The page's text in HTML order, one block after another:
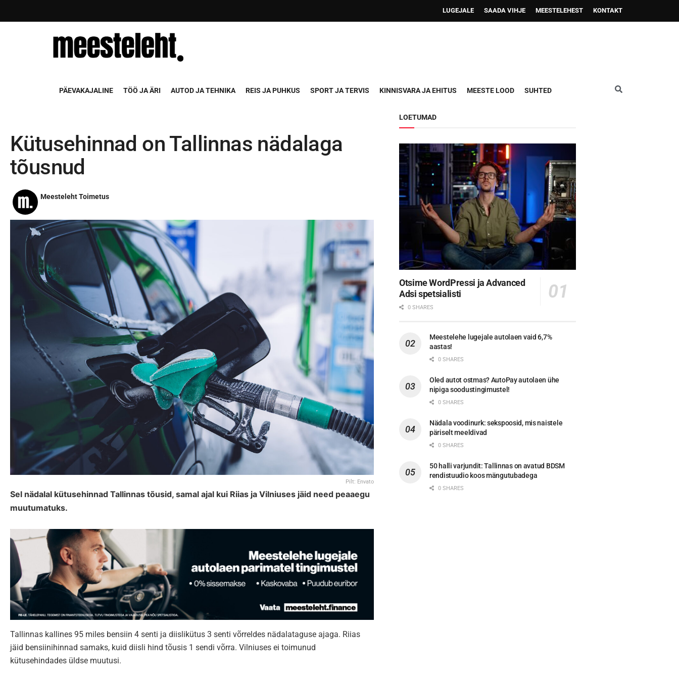
LUGEJALE SAADA VIHJE MEESTELEHEST KONTAKT
PÄEVAKAJALINE TÖÖ JA ÄRI AUTOD JA TEHNIKA REIS JA PUHKUS SPORT JA TERVIS KINNISVARA JA EHITUS MEESTE LOOD SUHTED
Kütusehinnad on Tallinnas nädalaga
tõusnud
Meesteleht Toimetus
Pilt: Envato
Sel nädalal kütusehinnad Tallinnas tõusid, samal ajal kui Riias ja Vilniuses jäid need peaaegu
muutumatuks.
Tallinnas kallines 95 miles bensiin 4 senti ja diislikütus 3 senti võrreldes nädalataguse ajaga. Riias
jäid bensiinihinnad samaks, kuid diisli hind tõusis 1 sendi võrra. Vilniuses ei toimunud
kütusehindades üldse muutusi.
LOETUMAD
Otsime WordPressi ja Advanced
Adsi spetsialisti
0 SHARES
Meestelehe lugejale autolaen vaid 6,7%
aastas!
0 SHARES
Oled autot ostmas? AutoPay autolaen ühe
nipiga soodustingimustel!
0 SHARES
Nädala voodinurk: sekspoosid, mis naistele
päriselt meeldivad
0 SHARES
50 halli varjundit: Tallinnas on avatud BDSM
rendistuudio koos mängutubadega
0 SHARES